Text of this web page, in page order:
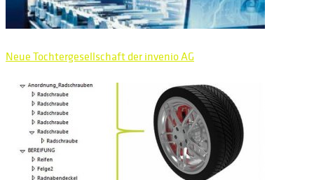
Neue Tochtergesellschaft der invenio AG